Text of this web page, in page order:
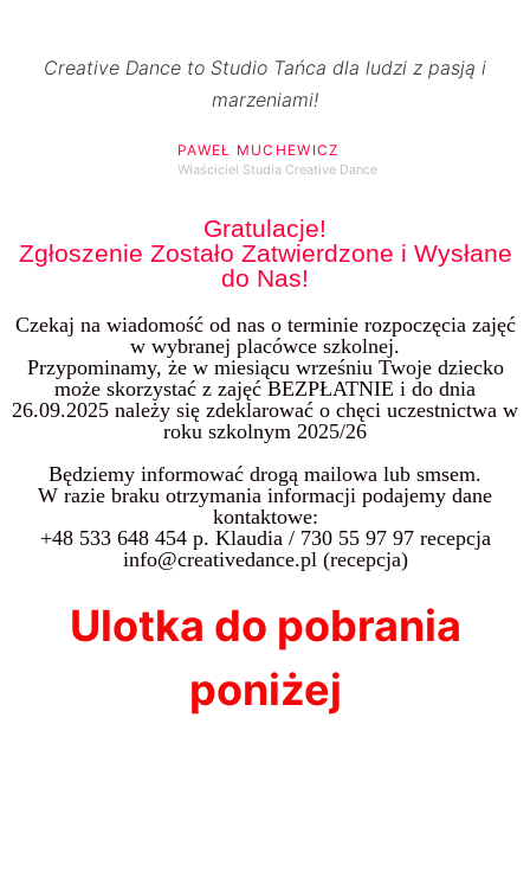
Creative Dance to Studio Tańca dla ludzi z pasją i
marzeniami!
PAWEŁ MUCHEWICZ
Właściciel Studia Creative Dance
Gratulacje!
Zgłoszenie Zostało Zatwierdzone i Wysłane
do Nas!
Czekaj na wiadomość od nas o terminie rozpoczęcia zajęć
w wybranej placówce szkolnej.
Przypominamy, że w miesiącu wrześniu Twoje dziecko
może skorzystać z zajęć BEZPŁATNIE i do dnia
26.09.2025 należy się zdeklarować o chęci uczestnictwa w
roku szkolnym 2025/26
Będziemy informować drogą mailowa lub smsem.
W razie braku otrzymania informacji podajemy dane
kontaktowe:
‭+48 533 648 454‬ p. Klaudia / 730 55 97 97 recepcja
info@creativedance.pl (recepcja)
Ulotka do pobrania
poniżej